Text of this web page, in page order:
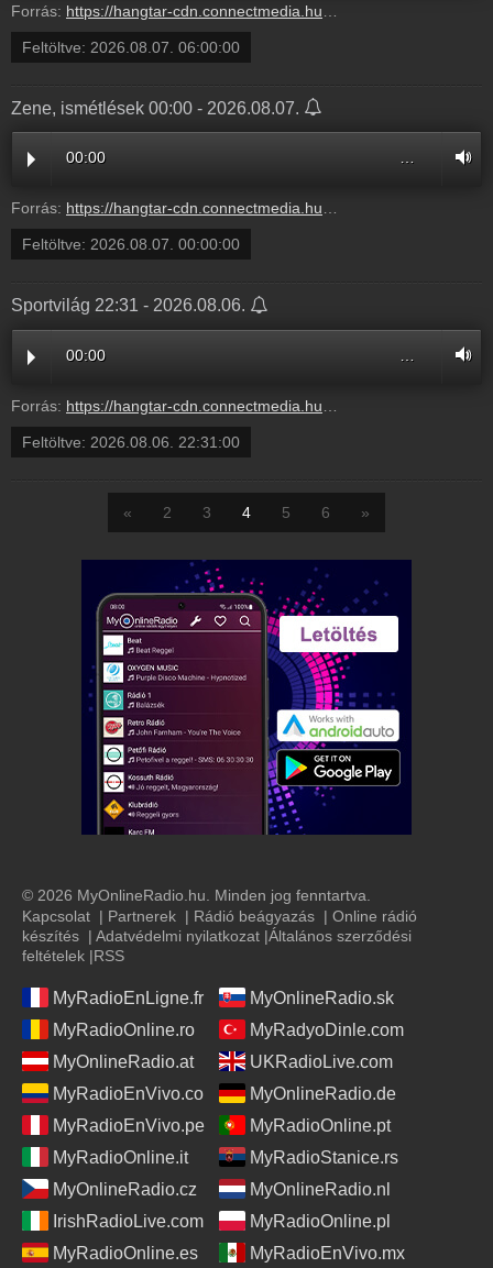
Forrás: https://hangtar-cdn.connectmedia.hu/20260807060000/20260807095800/mr11.mp3
Feltöltve: 2026.08.07. 06:00:00
Zene, ismétlések 00:00 - 2026.08.07.
00:00 …
Forrás: https://hangtar-cdn.connectmedia.hu/20260807000000/20260807060000/mr11.mp3
Feltöltve: 2026.08.07. 00:00:00
Sportvilág 22:31 - 2026.08.06.
00:00
Forrás: https://hangtar-cdn.connectmedia.hu/20260806223100/20260806230000/mr11.mp3
Feltöltve: 2026.08.06. 22:31:00
« 2 3 4 5 6 »
© 2026 MyOnlineRadio.hu. Minden jog fenntartva.
Kapcsolat | Partnerek | Rádió beágyazás | Online rádió
készítés | Adatvédelmi nyilatkozat |Általános szerződési
feltételek |RSS
MyRadioEnLigne.fr
MyOnlineRadio.sk
MyRadioOnline.ro
MyRadyoDinle.com
MyOnlineRadio.at
UKRadioLive.com
MyRadioEnVivo.co
MyOnlineRadio.de
MyRadioEnVivo.pe
MyRadioOnline.pt
MyRadioOnline.it
MyRadioStanice.rs
MyOnlineRadio.cz
MyOnlineRadio.nl
IrishRadioLive.com
MyRadioOnline.pl
MyRadioOnline.es
MyRadioEnVivo.mx